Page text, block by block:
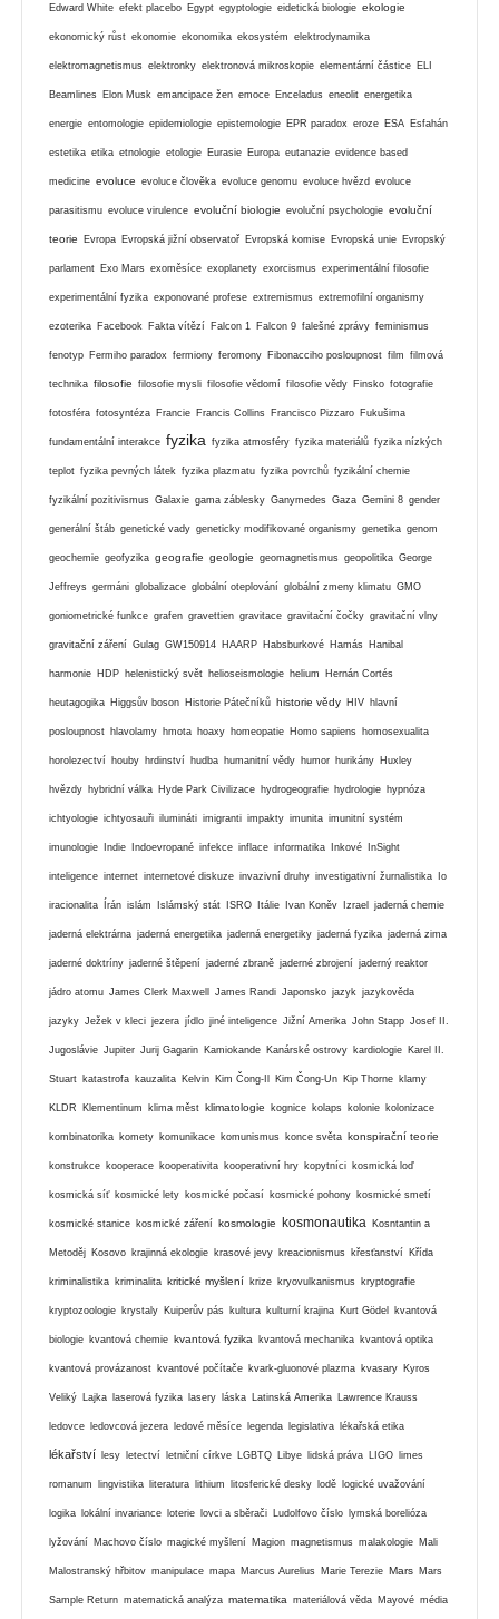
Edward White efekt placebo Egypt egyptologie eidetická biologie ekologie
ekonomický růst ekonomie ekonomika ekosystém elektrodynamika
elektromagnetismus elektronky elektronová mikroskopie elementární částice ELI
Beamlines Elon Musk emancipace žen emoce Enceladus eneolit energetika
energie entomologie epidemiologie epistemologie EPR paradox eroze ESA Esfahán
estetika etika etnologie etologie Eurasie Europa eutanazie evidence based
medicine evoluce evoluce člověka evoluce genomu evoluce hvězd evoluce
parasitismu evoluce virulence evoluční biologie evoluční psychologie evoluční
teorie Evropa Evropská jižní observatoř Evropská komise Evropská unie Evropský
parlament Exo Mars exoměsíce exoplanety exorcismus experimentální filosofie
experimentální fyzika exponované profese extremismus extremofilní organismy
ezoterika Facebook Fakta vítězí Falcon 1 Falcon 9 falešné zprávy feminismus
fenotyp Fermiho paradox fermiony feromony Fibonacciho posloupnost film filmová
technika filosofie filosofie mysli filosofie vědomí filosofie vědy Finsko fotografie
fotosféra fotosyntéza Francie Francis Collins Francisco Pizzaro Fukušima
fundamentální interakce fyzika fyzika atmosféry fyzika materiálů fyzika nízkých
teplot fyzika pevných látek fyzika plazmatu fyzika povrchů fyzikální chemie
fyzikální pozitivismus Galaxie gama záblesky Ganymedes Gaza Gemini 8 gender
generální štáb genetické vady geneticky modifikované organismy genetika genom
geochemie geofyzika geografie geologie geomagnetismus geopolitika George
Jeffreys germáni globalizace globální oteplování globální zmeny klimatu GMO
goniometrické funkce grafen gravettien gravitace gravitační čočky gravitační vlny
gravitační záření Gulag GW150914 HAARP Habsburkové Hamás Hanibal
harmonie HDP helenistický svět helioseismologie helium Hernán Cortés
heutagogika Higgsův boson Historie Pátečníků historie vědy HIV hlavní
posloupnost hlavolamy hmota hoaxy homeopatie Homo sapiens homosexualita
horolezectví houby hrdinství hudba humanitní vědy humor hurikány Huxley
hvězdy hybridní válka Hyde Park Civilizace hydrogeografie hydrologie hypnóza
ichtyologie ichtyosauři ilumináti imigranti impakty imunita imunitní systém
imunologie Indie Indoevropané infekce inflace informatika Inkové InSight
inteligence internet internetové diskuze invazivní druhy investigativní žurnalistika Io
iracionalita Írán islám Islámský stát ISRO Itálie Ivan Koněv Izrael jaderná chemie
jaderná elektrárna jaderná energetika jaderná energetiky jaderná fyzika jaderná zima
jaderné doktríny jaderné štěpení jaderné zbraně jaderné zbrojení jaderný reaktor
jádro atomu James Clerk Maxwell James Randi Japonsko jazyk jazykověda
jazyky Ježek v kleci jezera jídlo jiné inteligence Jižní Amerika John Stapp Josef II.
Jugoslávie Jupiter Jurij Gagarin Kamiokande Kanárské ostrovy kardiologie Karel II.
Stuart katastrofa kauzalita Kelvin Kim Čong-Il Kim Čong-Un Kip Thorne klamy
KLDR Klementinum klima měst klimatologie kognice kolaps kolonie kolonizace
kombinatorika komety komunikace komunismus konce světa konspirační teorie
konstrukce kooperace kooperativita kooperativní hry kopytníci kosmická loď
kosmická síť kosmické lety kosmické počasí kosmické pohony kosmické smetí
kosmické stanice kosmické záření kosmologie kosmonautika Kosntantin a
Metoděj Kosovo krajinná ekologie krasové jevy kreacionismus křesťanství Křída
kriminalistika kriminalita kritické myšlení krize kryovulkanismus kryptografie
kryptozoologie krystaly Kuiperův pás kultura kulturní krajina Kurt Gödel kvantová
biologie kvantová chemie kvantová fyzika kvantová mechanika kvantová optika
kvantová provázanost kvantové počítače kvark-gluonové plazma kvasary Kyros
Veliký Lajka laserová fyzika lasery láska Latinská Amerika Lawrence Krauss
ledovce ledovcová jezera ledové měsíce legenda legislativa lékařská etika
lékařství lesy letectví letniční církve LGBTQ Libye lidská práva LIGO limes
romanum lingvistika literatura lithium litosferické desky lodě logické uvažování
logika lokální invariance loterie lovci a sběrači Ludolfovo číslo lymská borelióza
lyžování Machovo číslo magické myšlení Magion magnetismus malakologie Mali
Malostranský hřbitov manipulace mapa Marcus Aurelius Marie Terezie Mars Mars
Sample Return matematická analýza matematika materiálová věda Mayové média